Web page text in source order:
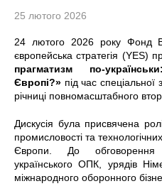
25 лютого 2026
24 лютого 2026 року Фонд
європейська стратегія (YES)
прагматизм по-
Європі?» під час спеціальної
річниці повномасштабного
Дискусія була присвячена
промисловості та
Європи. До обговорення
українського ОПК, урядів
міжнародного оборонного